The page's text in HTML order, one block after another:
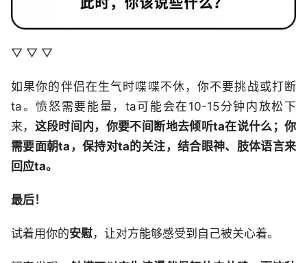
▽ ▽ ▽
如果你的伴侣在生气时喋喋不休，你不要挑战或打断
ta。愤怒需要能量，ta可能会在10-15分钟内放松下
来， 这段时间内，你要不间断地去倾听ta在说什么；你
需要面朝ta，保持对ta的关注，结合眼神、肢体语言来
回应ta。
最后！
试着用你的安慰，让对方能够感受到自己被关心着。